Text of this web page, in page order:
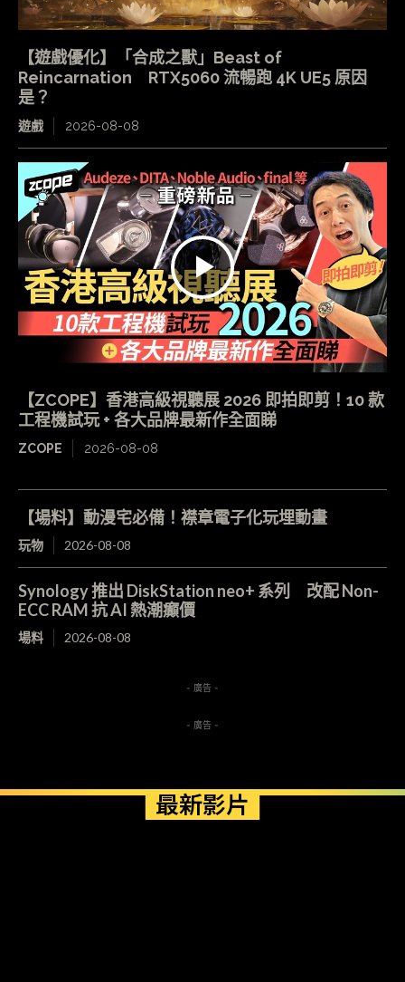
【遊戲優化】「合成之獸」Beast of
Reincarnation RTX5060 流暢跑 4K UE5 原因
是？
遊戲 2026-08-08
【ZCOPE】香港高級視聽展 2026 即拍即剪！10 款
工程機試玩 + 各大品牌最新作全面睇
ZCOPE 2026-08-08
【場料】動漫宅必備！襟章電子化玩埋動畫
玩物 2026-08-08
Synology 推出 DiskStation neo+ 系列 改配 Non-
ECC RAM 抗 AI 熱潮癲價
場料 2026-08-08
- 廣告 -
- 廣告 -
最新影片